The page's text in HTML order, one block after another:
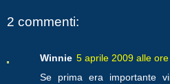
2 commenti:
Winnie 5 aprile 2009 alle
Se prima era importante